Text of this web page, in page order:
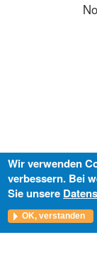
VR Immobilien
19055 Schwerin |
Wir verwenden
verbessern. Bei
Sie unsere
OK, verstanden